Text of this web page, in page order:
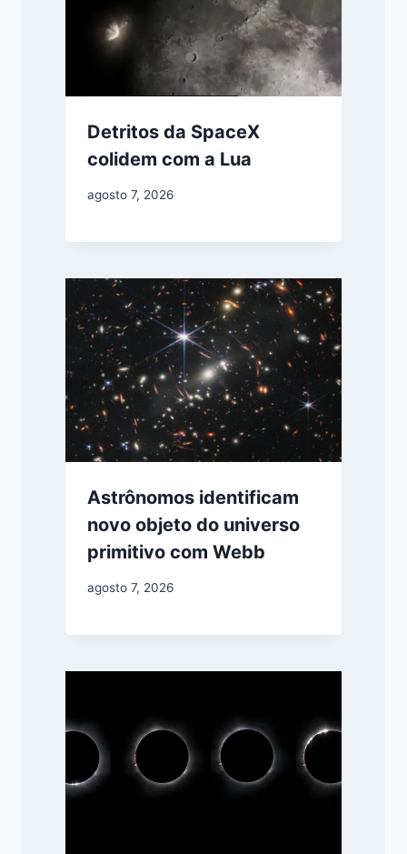
Detritos da SpaceX
colidem com a Lua
agosto 7, 2026
Astrônomos identificam
novo objeto do universo
primitivo com Webb
agosto 7, 2026